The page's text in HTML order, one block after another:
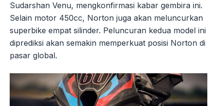
Sudarshan Venu, mengkonfirmasi kabar gembira ini.
Selain motor 450cc, Norton juga akan meluncurkan
superbike empat silinder. Peluncuran kedua model ini
diprediksi akan semakin memperkuat posisi Norton di
pasar global.